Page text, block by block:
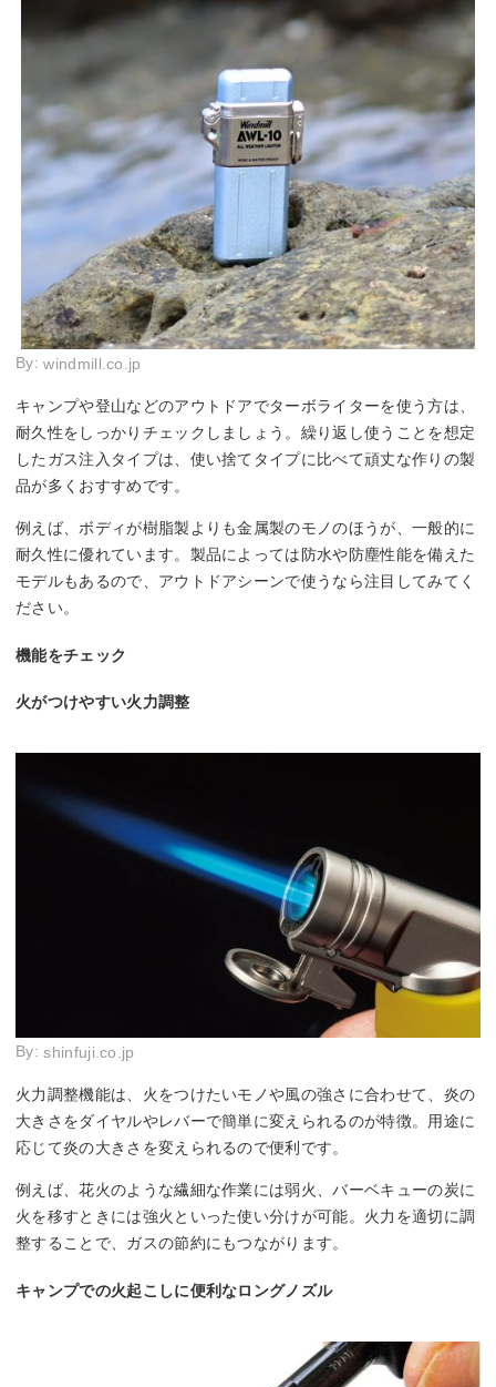
By:windmill.co.jp
キャンプや登山などのアウトドアでターボライターを使う方は、
耐久性をしっかりチェックしましょう。繰り返し使うことを想定
したガス注入タイプは、使い捨てタイプに比べて頑丈な作りの製
品が多くおすすめです。
例えば、ボディが樹脂製よりも金属製のモノのほうが、一般的に
耐久性に優れています。製品によっては防水や防塵性能を備えた
モデルもあるので、アウトドアシーンで使うなら注目してみてく
ださい。
機能をチェック
火がつけやすい火力調整
By: shinfuji.co.jp
火力調整機能は、火をつけたいモノや風の強さに合わせて、炎の
大きさをダイヤルやレバーで簡単に変えられるのが特徴。用途に
応じて炎の大きさを変えられるので便利です。
例えば、花火のような繊細な作業には弱火、バーベキューの炭に
火を移すときには強火といった使い分けが可能。火力を適切に調
整することで、ガスの節約にもつながります。
キャンプでの火起こしに便利なロングノズル